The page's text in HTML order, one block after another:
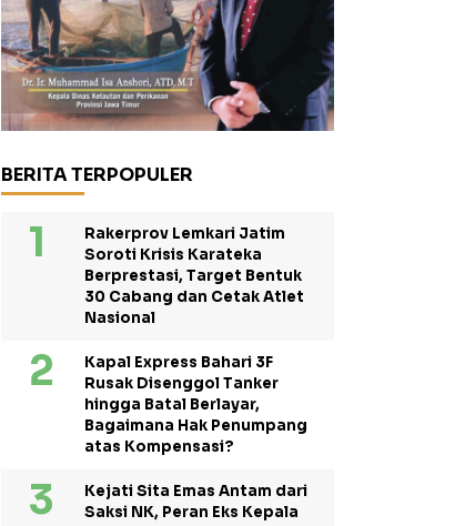
BERITA TERPOPULER
Rakerprov Lemkari Jatim
Soroti Krisis Karateka
Berprestasi, Target Bentuk
30 Cabang dan Cetak Atlet
Nasional
Kapal Express Bahari 3F
Rusak Disenggol Tanker
hingga Batal Berlayar,
Bagaimana Hak Penumpang
atas Kompensasi?
Kejati Sita Emas Antam dari
Saksi NK, Peran Eks Kepala